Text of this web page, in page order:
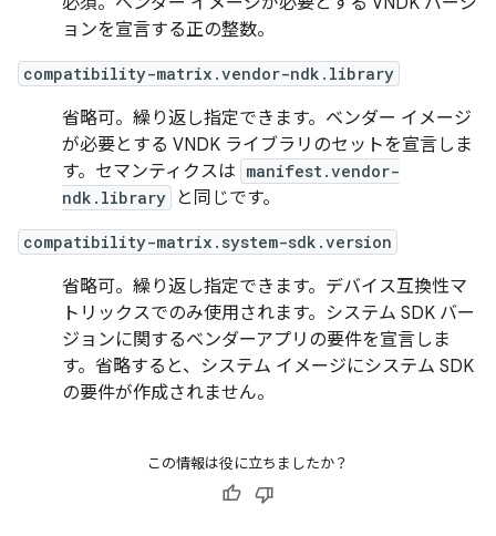
ョンを宣言する正の整数。
compatibility-matrix.vendor-ndk.library
省略可。繰り返し指定できます。ベンダー イメージ
が必要とする VNDK ライブラリのセットを宣言しま
す。セマンティクスは manifest.vendor-
ndk.library
と同じです。
compatibility-matrix.system-sdk.version
省略可。繰り返し指定できます。デバイス互換性マ
トリックスでのみ使用されます。システム SDK バー
ジョンに関するベンダーアプリの要件を宣言しま
す。省略すると、システム イメージにシステム SDK
の要件が作成されません。
この情報は役に立ちましたか？